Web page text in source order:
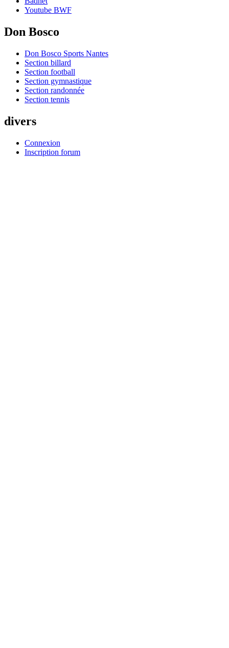
Youtube BWF
Don Bosco
Don Bosco Sports Nantes
Section billard
Section football
Section gymnastique
Section randonnée
Section tennis
divers
Connexion
Inscription forum